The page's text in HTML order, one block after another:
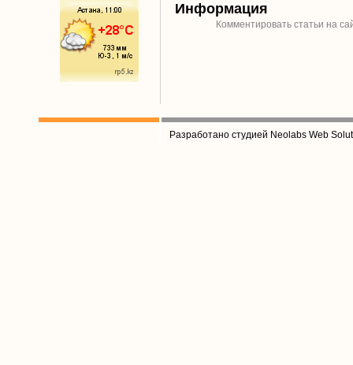
Информация
Комментировать статьи на
Разработано студией Neolabs Web